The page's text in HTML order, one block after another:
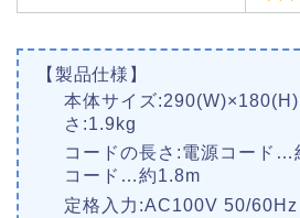
【製品仕様】
本体サイズ
さ:1.9kg
コードの長さ:電源コード…
コード…約1.8m
定格入力:AC100V 50/